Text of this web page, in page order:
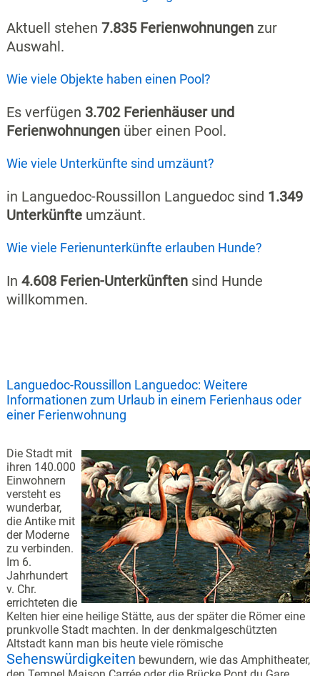
Aktuell stehen 7.835 Ferienwohnungen zur
Auswahl.
Wie viele Objekte haben einen Pool?
Es verfügen 3.702 Ferienhäuser und
Ferienwohnungen über einen Pool.
Wie viele Unterkünfte sind umzäunt?
in Languedoc-Roussillon Languedoc sind 1.349
Unterkünfte umzäunt.
Wie viele Ferienunterkünfte erlauben Hunde?
In 4.608 Ferien-Unterkünftensind Hunde
willkommen.
Languedoc-Roussillon Languedoc: Weitere
Informationen zum Urlaub in einem Ferienhaus oder
einer Ferienwohnung
Die Stadt mit
ihren 140.000
Einwohnern
versteht es
wunderbar,
die Antike mit
der Moderne
zu verbinden.
Im 6.
Jahrhundert
v. Chr.
errichteten die
Kelten hier eine heilige Stätte, aus der später die Römer eine
prunkvolle Stadt machten. In der denkmalgeschützten
Altstadt kann man bis heute viele römische
Sehenswürdigkeiten bewundern, wie das Amphitheater,